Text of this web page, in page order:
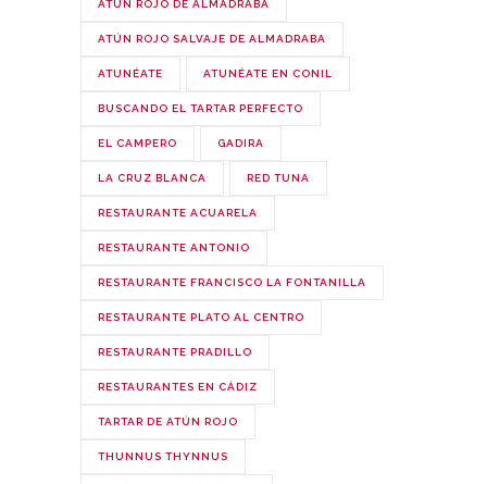
ATÚN ROJO DE ALMADRABA
ATÚN ROJO SALVAJE DE ALMADRABA
ATUNÉATE ATUNÉATE EN CONIL
BUSCANDO EL TARTAR PERFECTO
EL CAMPERO GADIRA
LA CRUZ BLANCA RED TUNA
RESTAURANTE ACUARELA
RESTAURANTE ANTONIO
RESTAURANTE FRANCISCO LA FONTANILLA
RESTAURANTE PLATO AL CENTRO
RESTAURANTE PRADILLO
RESTAURANTES EN CÁDIZ
TARTAR DE ATÚN ROJO
THUNNUS THYNNUS